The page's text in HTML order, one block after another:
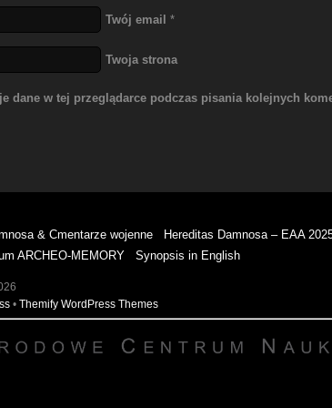
Twój email *
Twoja strona
dane w tej przeglądarce podczas pisania kolejnych
& Cmentarze wojenne Hereditas Damnosa – EAA
ARCHEO-MEMORY
Synopsis in English
• Themify WordPress Themes